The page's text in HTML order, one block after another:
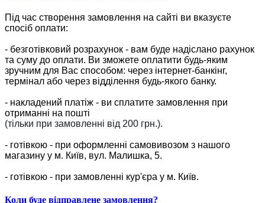
Під час створення замовлення на сайті ви вказуєте
спосіб оплати:
- безготівковий розрахунок - вам буде надіслано рахунок
та суму до оплати. Ви зможете оплатити будь-яким
зручним для Вас способом: через інтернет-банкінг,
термінал або через відділення будь-якого банку.
- накладений платіж - ви сплатите замовлення при
отриманні на пошті
(тільки при замовленні від 200 грн.).
- готівкою - при оформленні самовивозом з нашого
магазину у м. Київ, вул. Малишка, 5.
- готівкою - при замовленні кур'єра у м. Київ.
Коли буде відправлене замовлення?